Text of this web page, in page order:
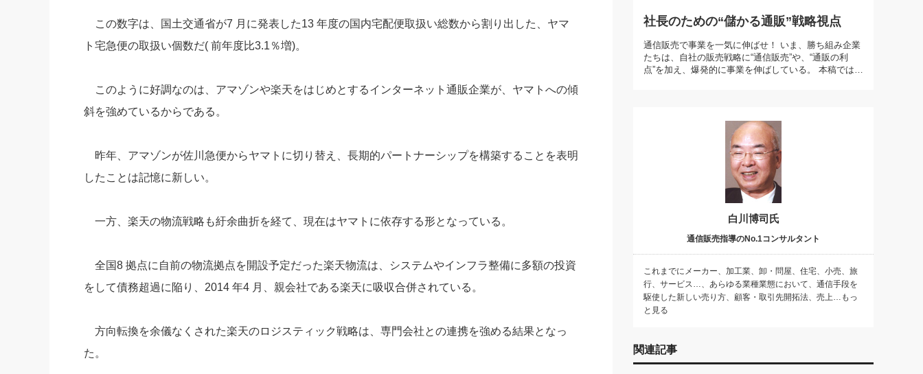
日号）
継続経営 百話百行(85)
野田久美子 香港ビジネス成功法(10)
次もあなたにお願いしたいと思われる「一流の仕事術」(28)
社長の口ぐせ経営哲学(100)
酒井英之の社長のビジョン実現道場(10)
賢い社長の「経理財務の見どころ・勘どころ・ツッコミどこ
欧米資産家に学ぶ二世教育(100)
社長の「氣」(30)
米国スポーツ・ビジネスに学ぶ心理学(98)
高橋一喜の『これぞ！"本物の温泉"』(157)
この数字は、国土交通省が7 月に発表した13 年度の国内宅配便取扱い総数から割り出した、ヤマ
ト宅急便の取扱い個数だ( 前年度比3.1％増)。
このように好調なのは、アマゾンや楽天をはじめとするインターネット通販企業が、ヤマトへの傾
斜を強めているからである。
昨年、アマゾンが佐川急便からヤマトに切り替え、長期的パートナーシップを構築することを表明
したことは記憶に新しい。
一方、楽天の物流戦略も紆余曲折を経て、現在はヤマトに依存する形となっている。
全国8 拠点に自前の物流拠点を開設予定だった楽天物流は、システムやインフラ整備に多額の投資
をして債務超過に陥り、2014 年4 月、親会社である楽天に吸収合併されている。
方向転換を余儀なくされた楽天のロジスティック戦略は、専門会社との連携を強める結果となっ
た。
社長のための“儲かる通販”戦略視点
通信販売で事業を一気に伸ばせ！ いま、勝ち組み企業
たちは、自社の販売戦略に“通信販売”や、“通販の利
点”を加え、爆発的に事業を伸ばしている。 本稿では…
白川博司氏
通信販売指導のNo.1コンサルタント
これまでにメーカー、加工業、卸・問屋、住宅、小売、旅
行、サービス…、あらゆる業種業態において、通信手段を
駆使した新しい売り方、顧客・取引先開拓法、売上…もっ
と見る
関連記事